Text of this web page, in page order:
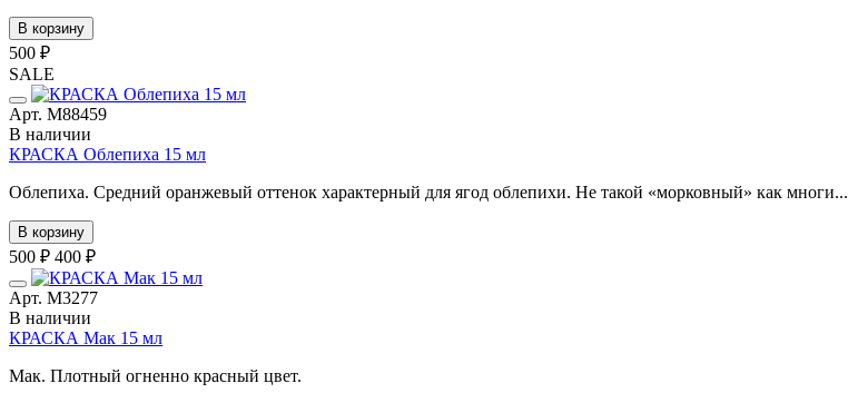
В корзину
500 ₽
SALE
Арт. М88459
В наличии
КРАСКА Облепиха 15 мл
Облепиха. Средний оранжевый оттенок характерный для ягод облепихи. Не такой «морковный» как многи...
В корзину
500 ₽ 400 ₽
Арт. М3277
В наличии
КРАСКА Мак 15 мл
Мак. Плотный огненно красный цвет.